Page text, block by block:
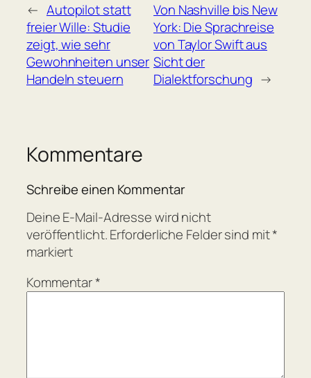
← Autopilot statt
freier Wille: Studie
zeigt, wie sehr
Gewohnheiten unser
Handeln steuern
Von Nashville bis New
York: Die Sprachreise
von Taylor Swift aus
Sicht der
Dialektforschung →
Kommentare
Schreibe einen Kommentar
Deine E-Mail-Adresse wird nicht
veröffentlicht.Erforderliche Felder sind mit*
markiert
Kommentar*